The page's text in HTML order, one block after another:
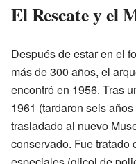
El Rescate y el
Después de estar en el
más de 300 años, el
encontró en 1956. Tras
1961 (tardaron seis
trasladado al nuevo
conservado. Fue